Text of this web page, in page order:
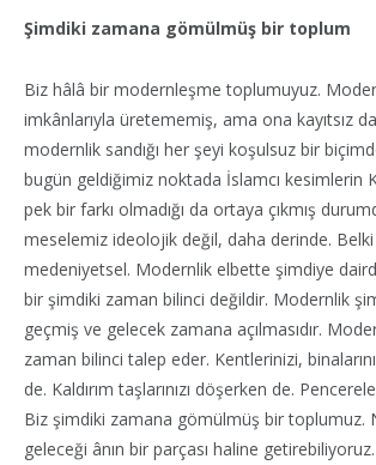
Şimdiki zamana gömülmüş bir toplum
Biz hâlâ bir modernleşme toplumuyuz.
imkânlarıyla üretememiş, ama ona kayıtsız
modernlik sandığı her şeyi koşulsuz bir
bugün geldiğimiz noktada İslamcı kesimlerin
pek bir farkı olmadığı da ortaya çıkmış
meselemiz ideolojik değil, daha derinde.
medeniyetsel. Modernlik elbette şimdiye
bir şimdiki zaman bilinci değildir. Modernlik
geçmiş ve gelecek zamana açılmasıdır.
zaman bilinci talep eder. Kentlerinizi,
de. Kaldırım taşlarınızı döşerken de.
Biz şimdiki zamana gömülmüş bir toplumuz.
geleceği ânın bir parçası haline